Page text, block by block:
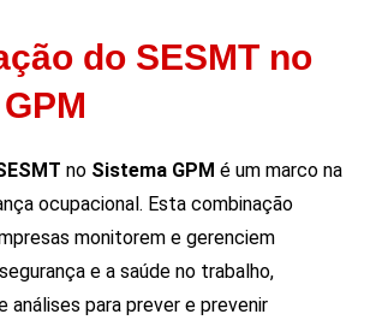
do SESMT no
no Sistema GPM é um marco na
ocupacional. Esta combinação
monitorem e gerenciem
e a saúde no trabalho,
análises para prever e prevenir